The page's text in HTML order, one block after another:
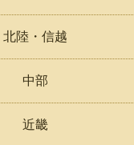
北陸・信越
中部
近畿